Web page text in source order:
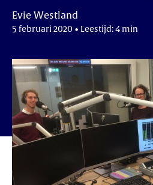
Evie Westland
5 februari 2020 • Leestijd: 4 min